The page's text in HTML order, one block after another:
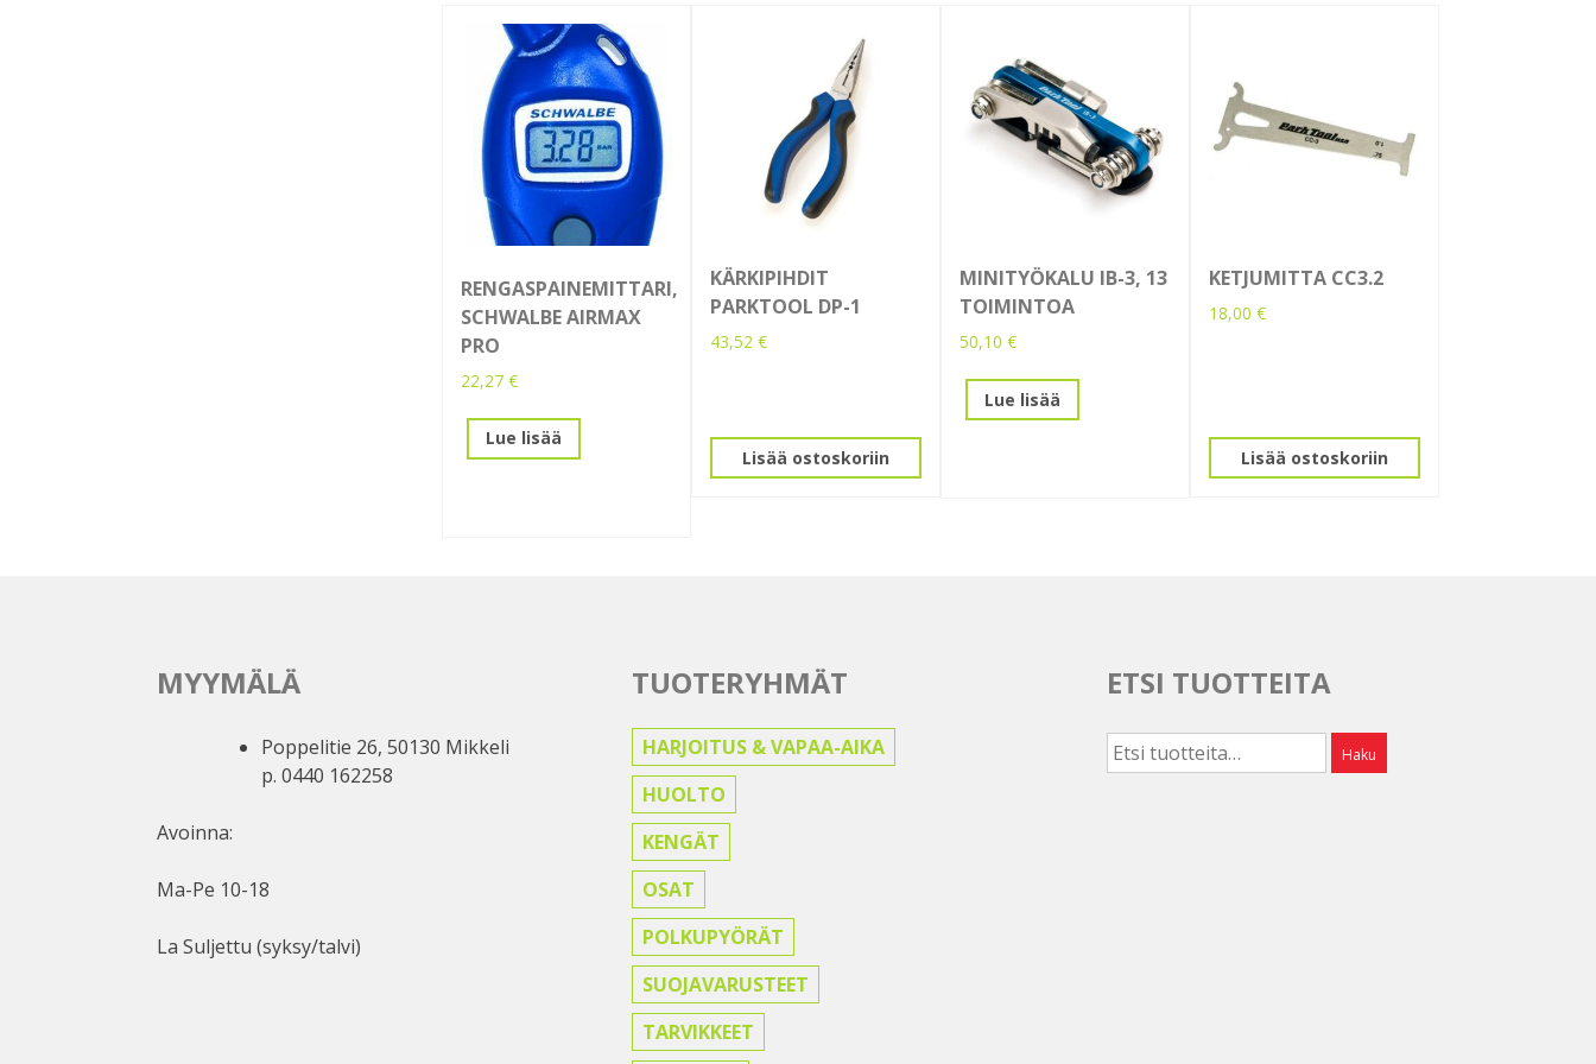
RENGASPAINEMITTARI,
SCHWALBE AIRMAX
PRO
22,27 €
Lue lisää
KÄRKIPIHDIT
PARKTOOL DP-1
43,52 €
Lisää ostoskoriin
MINITYÖKALU IB-3, 13
TOIMINTOA
50,10 €
Lue lisää
KETJUMITTA CC3.2
18,00 €
Lisää ostoskoriin
MYYMÄLÄ
Poppelitie 26, 50130 Mikkeli
p. 0440 162258
Avoinna:
Ma-Pe 10-18
La Suljettu (syksy/talvi)
TUOTERYHMÄT
HARJOITUS & VAPAA-AIKA
HUOLTO
KENGÄT
OSAT
POLKUPYÖRÄT
SUOJAVARUSTEET
TARVIKKEET
ETSI TUOTTEITA
Etsi: Haku